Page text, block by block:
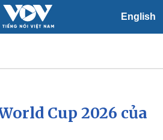
English
Xã hội
Cup 2026 của